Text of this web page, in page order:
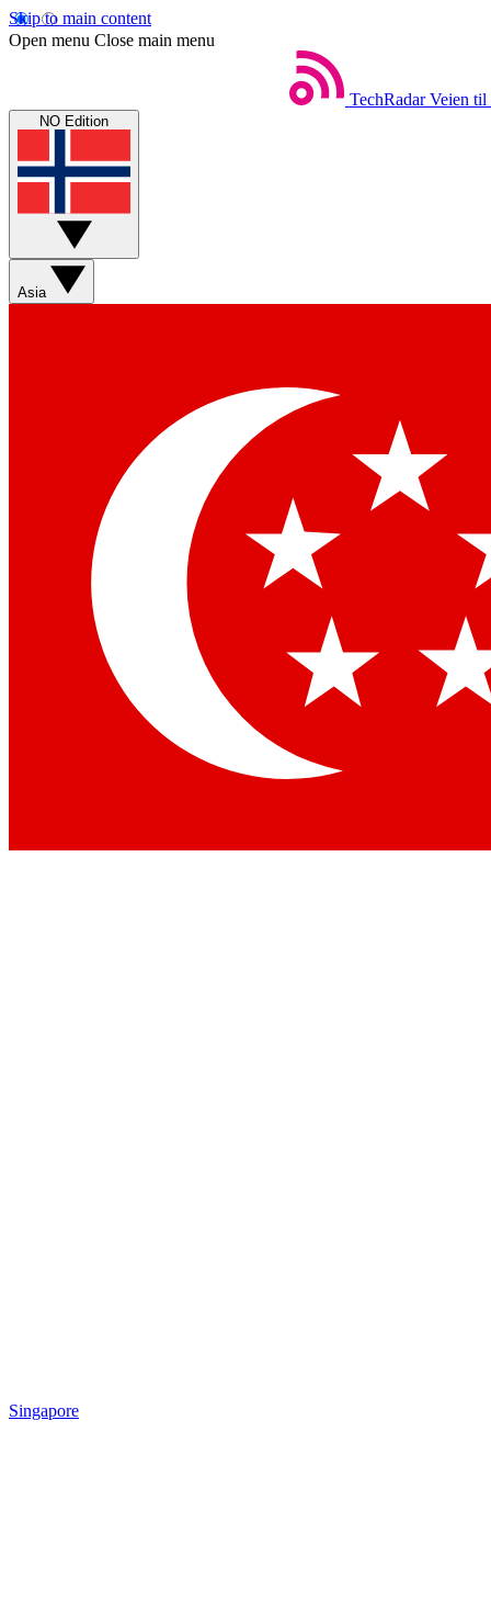
Skip to main content
Open menu Close main menu
TechRadar Veien til
NO Edition
Asia
Singapore